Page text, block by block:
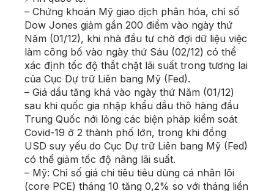
– Chứng khoán Mỹ giao dịch phân hóa, chỉ số
Dow Jones giảm gần 200 điểm vào ngày thứ
Năm (01/12), khi nhà đầu tư chờ đợi dữ liệu việc
làm công bố vào ngày thứ Sáu (02/12) có thể
xác định tốc độ thắt chặt lãi suất trong tương lai
của Cục Dự trữ Liên bang Mỹ (Fed).
– Giá dầu tăng khá vào ngày thứ Năm (01/12)
sau khi quốc gia nhập khẩu dầu thô hàng đầu
Trung Quốc nới lỏng các biện pháp kiểm soát
Covid-19 ở 2 thành phố lớn, trong khi đồng
USD suy yếu do Cục Dự trữ Liên bang Mỹ (Fed)
có thể giảm tốc độ nâng lãi suất.
– Mỹ: Chỉ số giá chi tiêu tiêu dùng cá nhân lõi
(core PCE) tháng 10 tăng 0,2% so với tháng liền